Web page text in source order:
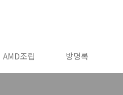
AMD조립 방명록